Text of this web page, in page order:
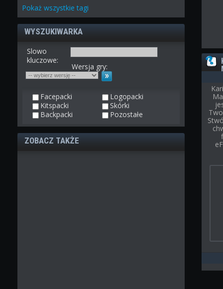
Pokażwszystkie tagi
WYSZUKIWARKA
Slowo
kluczowe:
Wersja gry:
Facepacki
Logopacki
Kitspacki
Skórki
Backpacki
Pozostałe
ZOBACZ TAKŻE